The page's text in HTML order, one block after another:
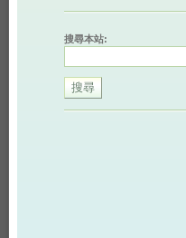
搜尋本站: